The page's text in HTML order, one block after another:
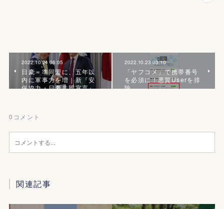
2022.10.24 06:05
日豪＝準同盟に、五年以
内に軍事力を増｜新『安
保協力・日豪共同宣言』
2022.10.23 03:10
「ヤフコメ」で携帯番号
を必須に！悪質Userを排
除
0 コメント
関連記事